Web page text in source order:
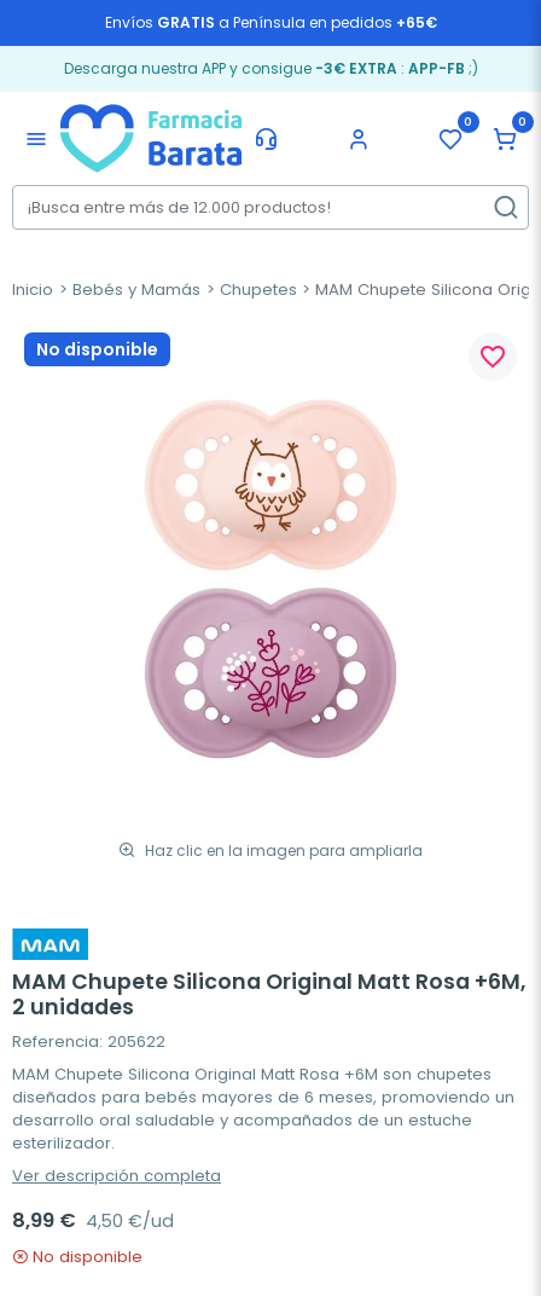
Envíos GRATIS a Península en pedidos +65€
Descarga nuestra APP y consigue -3€ EXTRA: APP-FB ;)
menu
0 0
Inicio Bebés y Mamás Chupetes MAM Chupete Silicona
No disponible
Haz clic en la imagen para ampliarla
favorite_border
MAM Chupete Silicona Original Matt Rosa +6M,
2 unidades
Referencia: 205622
MAM Chupete Silicona Original Matt Rosa +6M son chupetes
diseñados para bebés mayores de 6 meses, promoviendo un
desarrollo oral saludable y acompañados de un estuche
esterilizador.
Ver descripción completa
8,99 € 4,50 €/ud
No disponible